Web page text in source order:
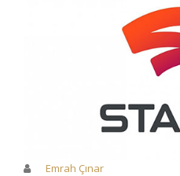
Emrah Çınar